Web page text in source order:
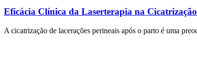
Eficácia Clínica da Laserterapia na Cicatrização
A cicatrização de lacerações perineais após o parto é uma